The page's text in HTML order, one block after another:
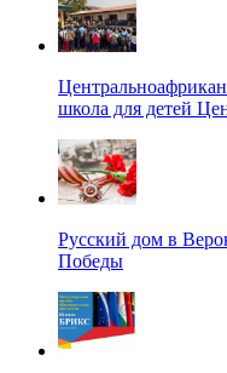
школа для детей
Русский дом в
Победы